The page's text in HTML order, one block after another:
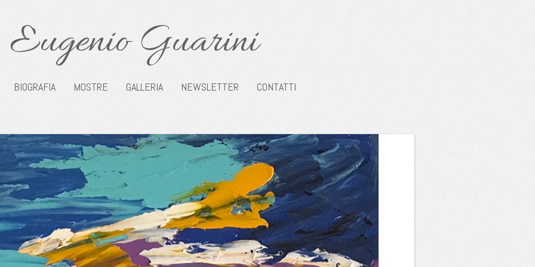
Eugenio Guarini
BIOGRAFIA MOSTRE GALLERIA NEWSLETTER CONTATTI